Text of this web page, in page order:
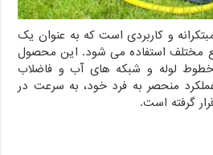
و کاربردی است که به عنوان یک
مختلف استفاده می شود. این محصول
خطوط لوله و شبکه های آب و فاضلاب
منحصر به فرد خود، به سرعت در
گرفته است.